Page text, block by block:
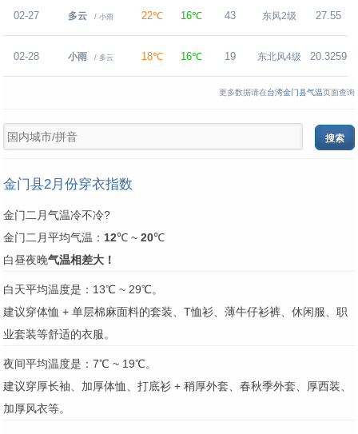
02-27 多云 / 小雨 22℃ 16℃ 43 东风2级 27.55
02-28 小雨 / 多云 18℃ 16℃ 19 东北风4级 20.3259
更多数据请在台湾金门县气温页面查询
金门县2月份穿衣指数
金门二月气温冷不冷?
金门二月平均气温： 12℃ ~ 20℃
白昼夜晚气温相差大！
白天平均温度是：13℃ ~ 29℃。
建议穿体恤 + 单层棉麻面料的套装、T恤衫、薄牛仔衫裤、休闲服、职
业套装等舒适的衣服。
夜间平均温度是：7℃ ~ 19℃。
建议穿厚长袖、加厚体恤、打底衫 + 稍厚外套、春秋季外套、厚西装、
加厚风衣等。